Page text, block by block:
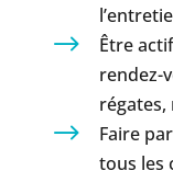
$
Être
rendez-
$
Faire
tous les